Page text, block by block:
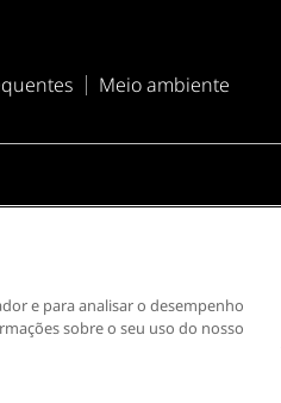
Meio ambiente
e para analisar o desempenho
sobre o seu uso do nosso